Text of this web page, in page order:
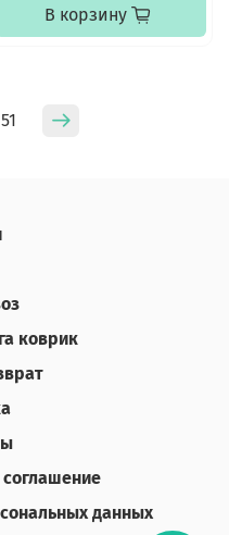
В корзину
51
коврик
данных